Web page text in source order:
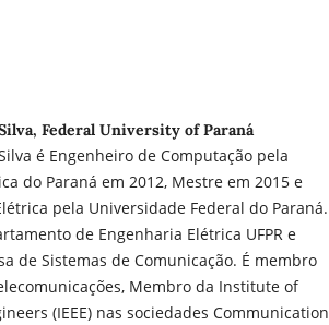
Federal University of Paraná
é Engenheiro de Computação pela
do Paraná em 2012, Mestre em 2015 e
pela Universidade Federal do Paraná.
de Engenharia Elétrica UFPR e
de Sistemas de Comunicação. É membro
Membro da Institute of
(IEEE) nas sociedades Communication